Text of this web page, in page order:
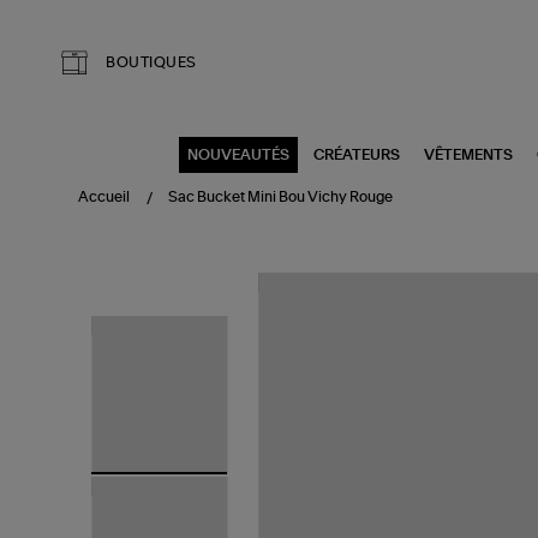
BOUTIQUES
NOUVEAUTÉS CRÉATEURS VÊTEMENTS
Accueil Sac Bucket Mini Bou Vichy Rouge